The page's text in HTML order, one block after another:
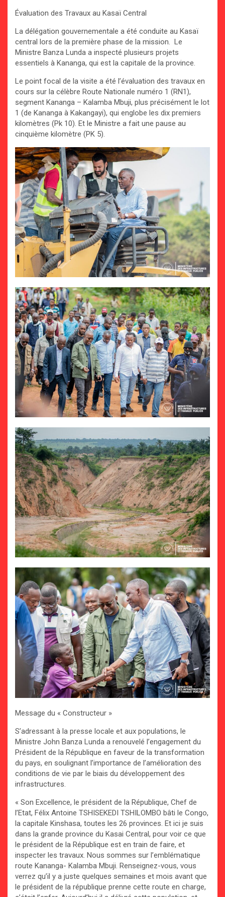
Évaluation des Travaux au Kasaï Central
La délégation gouvernementale a été conduite au Kasaï
central lors de la première phase de la mission. Le
Ministre Banza Lunda a inspecté plusieurs projets
essentiels à Kananga, qui est la capitale de la province.
Le point focal de la visite a été l’évaluation des travaux en
cours sur la célèbre Route Nationale numéro 1 (RN1),
segment Kananga – Kalamba Mbuji, plus précisément le lot
1 (de Kananga à Kakangayi), qui englobe les dix premiers
kilomètres (Pk 10). Et le Ministre a fait une pause au
cinquième kilomètre (PK 5).
Message du « Constructeur »
S’adressant à la presse locale et aux populations, le
Ministre John Banza Lunda a renouvelé l’engagement du
Président de la République en faveur de la transformation
du pays, en soulignant l’importance de l’amélioration des
conditions de vie par le biais du développement des
infrastructures.
« Son Excellence, le président de la République, Chef de
l’Etat, Félix Antoine TSHISEKEDI TSHILOMBO bâti le Congo,
la capitale Kinshasa, toutes les 26 provinces. Et ici je suis
dans la grande province du Kasai Central, pour voir ce que
le président de la République est en train de faire, et
inspecter les travaux. Nous sommes sur l’emblématique
route Kananga- Kalamba Mbuji. Renseignez-vous, vous
verrez qu’il y a juste quelques semaines et mois avant que
le président de la république prenne cette route en charge,